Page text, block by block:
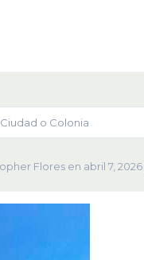
Flores en abril 7, 2026